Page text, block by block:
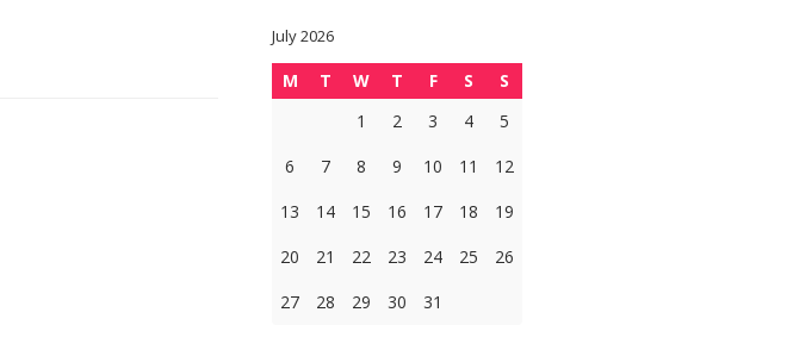
July 2026
M T W T F S
S
1
2 3 4
5
6
7 8 9 10 11
12
13
14 15 16 17 18
19
20
21 22 23 24 25
26
27
28 29 30 31